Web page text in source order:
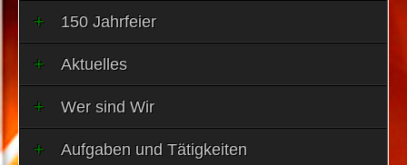
150 Jahrfeier
Aktuelles
Wer sind Wir
Aufgaben und Tätigkeiten